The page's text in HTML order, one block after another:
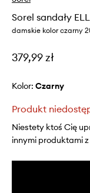
Sorel sandały
damskie kolor czarny
379,99 zł
Kolor: czarny
Produkt
Niestety ktoś Cię
innymi produktami